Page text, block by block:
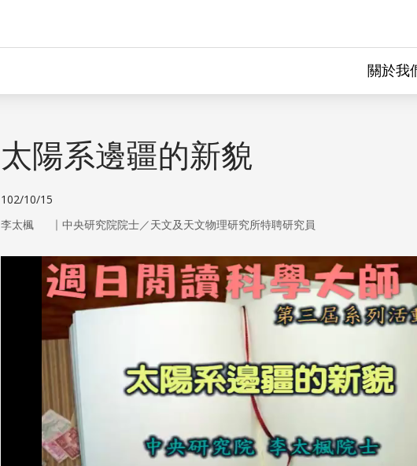
關於我
太陽系邊疆的新貌
102/10/15
李太楓 ｜ 中央研究院院士／天文及天文物理研究所特聘研究員